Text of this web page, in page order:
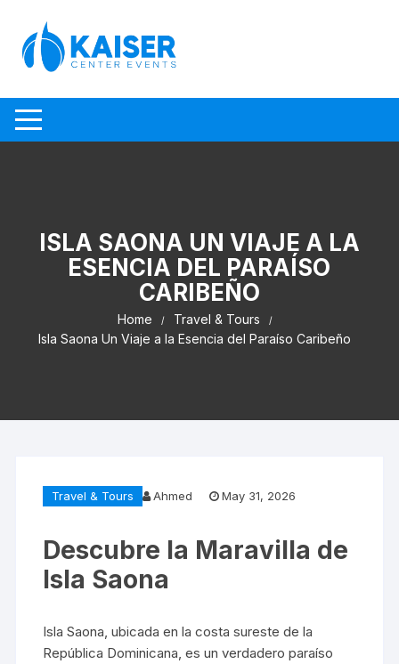
ISLA SAONA UN VIAJE A LA
ESENCIA DEL PARAÍSO
CARIBEÑO
Home
Travel & Tours
Isla Saona Un Viaje a la Esencia del Paraíso Caribeño
Travel & Tours Ahmed May 31, 2026
Descubre la Maravilla de
Isla Saona
Isla Saona, ubicada en la costa sureste de la
República Dominicana, es un verdadero paraíso